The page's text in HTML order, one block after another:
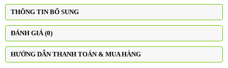
THÔNG TIN BỔ SUNG
ĐÁNH GIÁ (0)
HƯỚNG DẪN THANH TOÁN & MUA HÀNG